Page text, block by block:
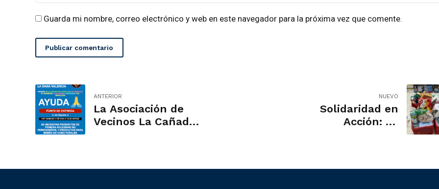
Guarda mi nombre, correo electrónico y web en este navegador para la próxima vez que comente.
Publicar comentario
ANTERIOR
La Asociación de
Vecinos La Cañada
afectados por la
NUEVO
Solidaridad en
Acción: La
Fenollar Apoya a